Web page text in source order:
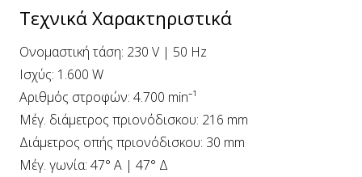
Τεχνικά Χαρακτηριστικά
Ονομαστική τάση: 230 V | 50 Hz
Ισχύς: 1.600 W
Αριθμός στροφών: 4.700 min⁻¹
Μέγ. διάμετρος πριονόδισκου: 216 mm
Διάμετρος οπής πριονόδισκου: 30 mm
Μέγ. γωνία: 47° Α | 47° Δ